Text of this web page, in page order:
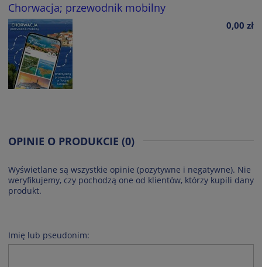
Chorwacja; przewodnik mobilny
0,00 zł
OPINIE O PRODUKCIE (0)
Wyświetlane są wszystkie opinie (pozytywne i negatywne). Nie
weryfikujemy, czy pochodzą one od klientów, którzy kupili dany
produkt.
Imię lub pseudonim: